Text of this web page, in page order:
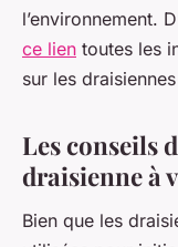
l’environnement.
ce lien toutes les
sur les
Les conseils
draisienne à
Bien que les